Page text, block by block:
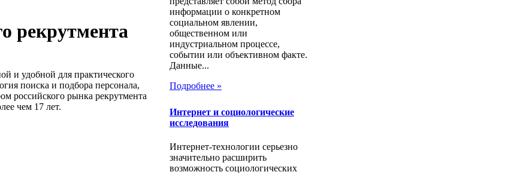
рекрутмента
и удобной для практического
поиска и подбора персонала,
российского рынка рекрутмента
чем 17 лет.
информации о конкретном
социальном явлении,
общественном или
индустриальном процессе,
событии или объективном факте.
Данные...
Подробнее »
Интернет и социологические
исследования
Интернет-технологии серьезно
значительно расширить
возможность социологических